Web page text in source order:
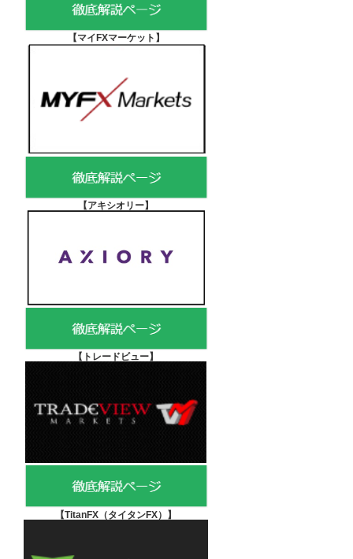
【マイFXマーケット 】
【アキシオリー】
【 トレードビュー】
【TitanFX（タイタンFX） 】